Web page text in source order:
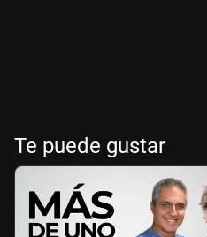
Te puede gustar